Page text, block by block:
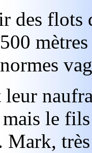
des flots
le
Mark,